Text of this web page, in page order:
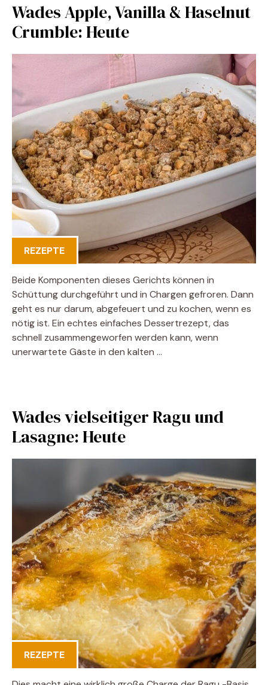
Wades Apple, Vanilla & Haselnut
Crumble: Heute
REZEPTE
Beide Komponenten dieses Gerichts können in
Schüttung durchgeführt und in Chargen gefroren. Dann
geht es nur darum, abgefeuert und zu kochen, wenn es
nötig ist. Ein echtes einfaches Dessertrezept, das
schnell zusammengeworfen werden kann, wenn
unerwartete Gäste in den kalten …
Wades vielseitiger Ragu und
Lasagne: Heute
REZEPTE